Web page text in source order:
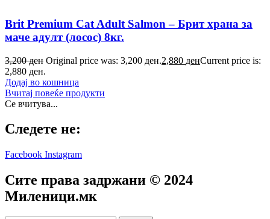
Brit Premium Cat Adult Salmon – Брит храна за
маче адулт (лосос) 8кг.
3,200ден Original price was: 3,200 ден.2,880 денCurrent price is:
2,880 ден.
Додај во кошница
Вчитај повеќе продукти
Се вчитува...
Следете не:
Facebook Instagram
Сите права задржани © 2024
Mиленици.мк